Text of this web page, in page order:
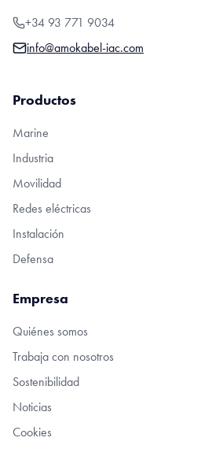
+34 93 771 9034
info@amokabel-iac.com
Productos
Marine
Industria
Movilidad
Redes eléctricas
Instalación
Defensa
Empresa
Quiénes somos
Trabaja con nosotros
Sostenibilidad
Noticias
Cookies